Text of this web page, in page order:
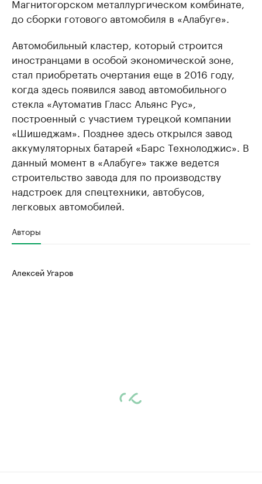
до сборки готового автомобиля в «Алабуге».
Автомобильный кластер, который строится
иностранцами в особой экономической зоне,
стал приобретать очертания еще в 2016 году,
когда здесь появился завод автомобильного
стекла «Аутоматив Гласс Альянс Рус»,
построенный с участием турецкой компании
«Шишеджам». Позднее здесь открылся завод
аккумуляторных батарей «Барс Технолоджис». В
данный момент в «Алабуге» также ведется
строительство завода для по производству
надстроек для спецтехники, автобусов,
легковых автомобилей.
Авторы
Алексей Угаров